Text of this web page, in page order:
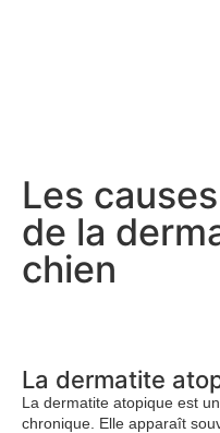
Les
de la
chien
La dermatite
La dermatite atopique est
chronique. Elle apparaît